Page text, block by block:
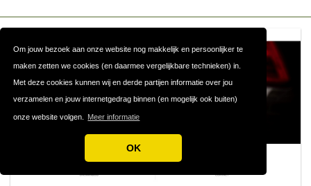
Om jouw bezoek aan onze website nog makkelijk en persoonlijker te
maken zetten we cookies (en daarmee vergelijkbare technieken) in.
Met deze cookies kunnen wij en derde partijen informatie over jou
verzamelen en jouw internetgedrag binnen (en mogelijk ook buiten)
onze website volgen. Meer informatie
OK